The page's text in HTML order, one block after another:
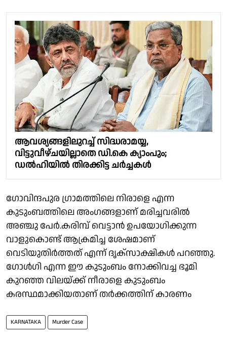
ആവശ്യങ്ങളിലുറച്ച് സിദ്ധരാമയ്യ,
വിട്ടുവീഴ്ചയില്ലാതെ ഡി.കെ ക്യാംപും;
ഡൽഹിയിൽ തിരക്കിട്ട ചർച്ചകൾ
ഗോവിന്ദപുര ഗ്രാമത്തിലെ നിരാളെ എന്ന
കുടുംബത്തിലെ അംഗങ്ങളാണ് മരിച്ചവരിൽ
അഞ്ചു പേർ.കരിമ്പ് വെട്ടാൻ ഉപയോഗിക്കുന്ന
വാളുകൊണ്ട് ആക്രമിച്ച ശേഷമാണ്
വെടിയുതിർത്തത് എന്ന് ദൃക്സാക്ഷികൾ പറഞ്ഞു.
ഗോൾഗി എന്ന ഈ കുടുംബം നോക്കിവച്ച ഭൂമി
കുറഞ്ഞ വിലയ്ക്ക് നീരാളെ കുടുംബം
കരസ്ഥമാക്കിയതാണ് തർക്കത്തിന് കാരണം
KARNATAKA Murder Case